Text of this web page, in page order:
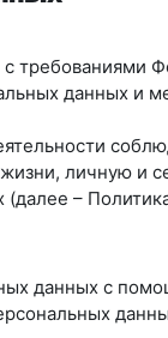
данных и
личную и
–
данных с